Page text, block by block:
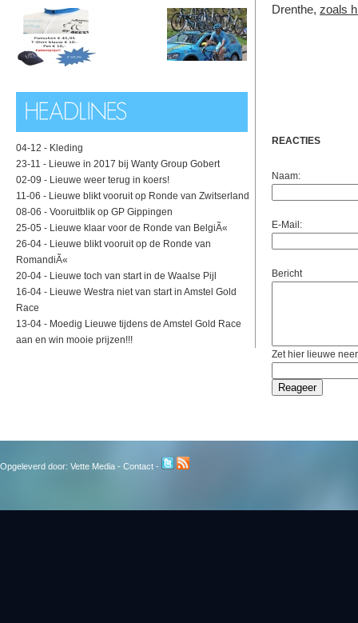
04-12 - Kleding
23-11 - Lieuwe in 2017 bij Wanty Group Gobert
02-09 - Lieuwe weer terug in koers!
11-06 - Lieuwe blikt vooruit op Ronde van Zwitserland
08-06 - Vooruitblik op GP Gippingen
25-05 - Lieuwe klaar voor de Ronde van BelgiÃ«
26-04 - Lieuwe blikt vooruit op de Ronde van
RomandiÃ«
20-04 - Lieuwe toch van start in de Waalse Pijl
16-04 - Lieuwe Westra niet van start in Amstel Gold
Race
13-04 - Moedig Lieuwe tijdens de Amstel Gold Race
aan en win mooie prijzen!!!
Drenthe, zoals
REACTIES
Naam:
E-Mail:
Bericht
Zet hier lieuwe
Opgeleverd door: Vette Media - Contact -